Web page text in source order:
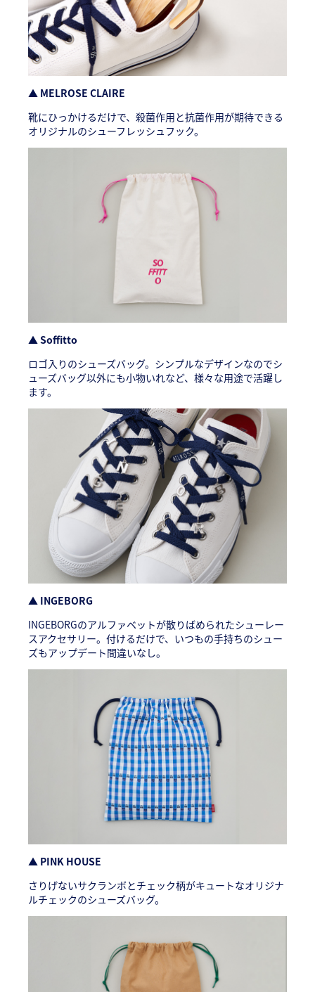
▲ MELROSE CLAIRE
靴にひっかけるだけで、殺菌作用と抗菌作用が期待できる
オリジナルのシューフレッシュフック。
▲ Soffitto
ロゴ入りのシューズバッグ。シンプルなデザインなのでシ
ューズバッグ以外にも小物いれなど、様々な用途で活躍し
ます。
▲ INGEBORG
INGEBORGのアルファベットが散りばめられたシューレー
スアクセサリー。付けるだけで、いつもの手持ちのシュー
ズもアップデート間違いなし。
▲ PINK HOUSE
さりげないサクランボとチェック柄がキュートなオリジナ
ルチェックのシューズバッグ。